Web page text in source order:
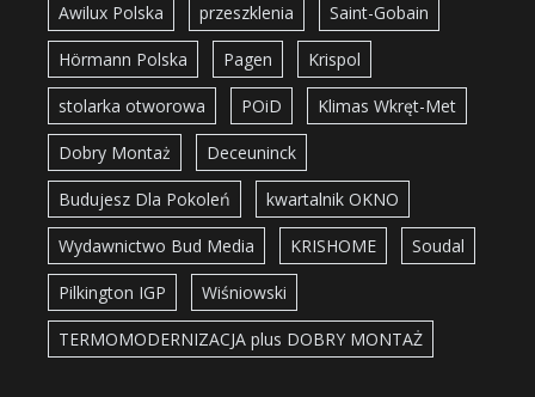
Awilux Polska przeszklenia Saint-Gobain
Hörmann Polska Pagen Krispol
stolarka otworowa POiD Klimas Wkręt-Met
Dobry Montaż Deceuninck
Budujesz Dla Pokoleń kwartalnik OKNO
Wydawnictwo Bud Media KRISHOME Soudal
Pilkington IGP Wiśniowski
TERMOMODERNIZACJA plus DOBRY MONTAŻ